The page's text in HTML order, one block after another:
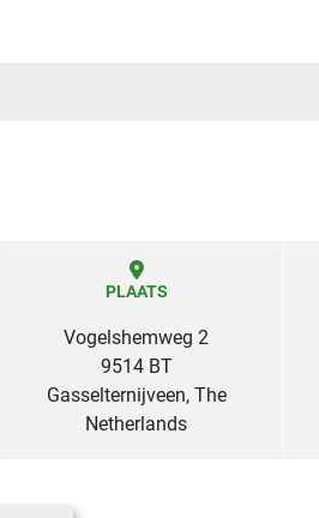
PLAATS
Vogelshemweg 2
9514 BT
Gasselternijveen, The
Netherlands